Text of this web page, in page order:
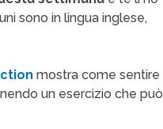
sono in lingua inglese,
mostra come sentire
un esercizio che può